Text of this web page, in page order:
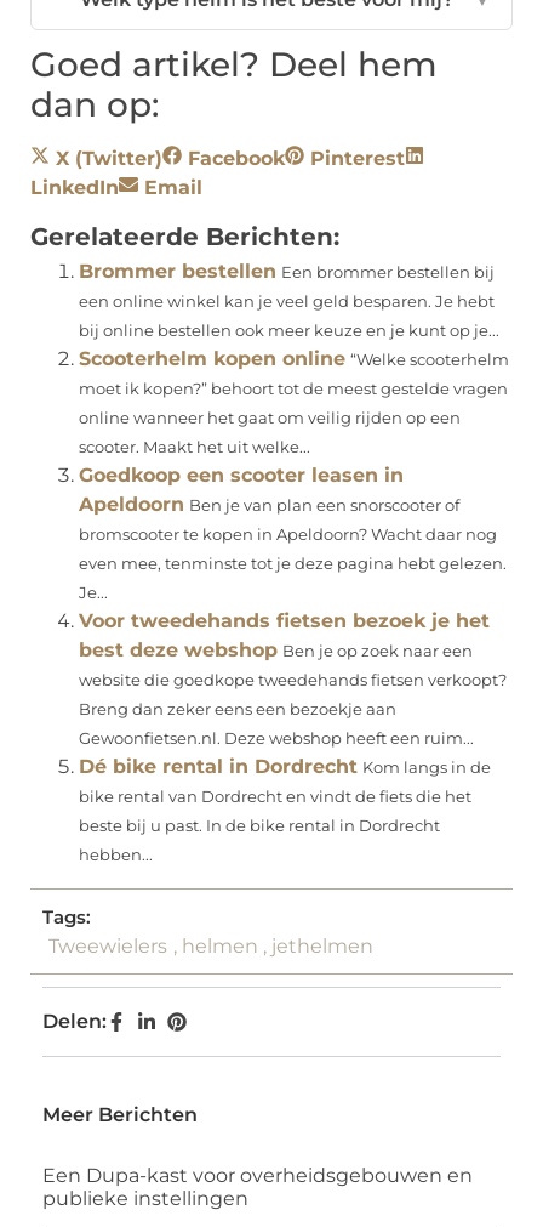
Goed artikel? Deel hem
dan op:
X (Twitter) Facebook
Pinterest
LinkedIn
Email
Gerelateerde Berichten:
Brommer bestellen Een brommer bestellen bij
een online winkel kan je veel geld besparen. Je hebt
bij online bestellen ook meer keuze en je kunt op je...
Scooterhelm kopen online “Welke scooterhelm
moet ik kopen?” behoort tot de meest gestelde vragen
online wanneer het gaat om veilig rijden op een
scooter. Maakt het uit welke...
Goedkoop een scooter leasen in
Apeldoorn Ben je van plan een snorscooter of
bromscooter te kopen in Apeldoorn? Wacht daar nog
even mee, tenminste tot je deze pagina hebt gelezen.
Je...
Voor tweedehands fietsen bezoek je het
best deze webshop Ben je op zoek naar een
website die goedkope tweedehands fietsen verkoopt?
Breng dan zeker eens een bezoekje aan
Gewoonfietsen.nl. Deze webshop heeft een ruim...
Dé bike rental in Dordrecht Kom langs in de
bike rental van Dordrecht en vindt de fiets die het
beste bij u past. In de bike rental in Dordrecht
hebben...
Tags:
Tweewielers , helmen , jethelmen
Delen:
Meer Berichten
Een Dupa-kast voor overheidsgebouwen en
publieke instellingen